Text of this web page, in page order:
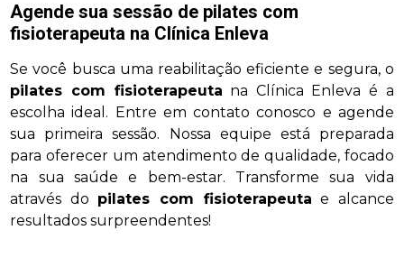
Agende sua sessão de pilates com
fisioterapeuta na Clínica Enleva
Se você busca uma reabilitação eficiente e segura, o
pilates com fisioterapeuta na Clínica Enleva é a
escolha ideal. Entre em contato conosco e agende
sua primeira sessão. Nossa equipe está preparada
para oferecer um atendimento de qualidade, focado
na sua saúde e bem-estar. Transforme sua vida
através do pilates com fisioterapeuta e alcance
resultados surpreendentes!